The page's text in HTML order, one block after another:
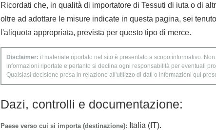
Ricordati che, in qualità di importatore di Tessuti di iuta o di
oltre ad adottare le misure indicate in questa pagina, sei
l'aliquota appropriata, prevista per questo tipo di merce.
Disclaimer: il materiale riportato nel sito è presentato a scopo informativo.
informazioni riportate e pertanto si declina ogni responsabilità per eventuali
Qualsiasi decisione presa in relazione all'utilizzo di dati o informazioni qui
Dazi, controlli e documentazione:
Paese verso cui si importa (destinazione): Italia (IT).